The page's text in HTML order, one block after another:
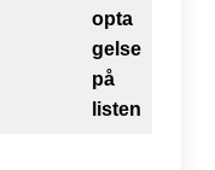
opta
gelse
på
listen